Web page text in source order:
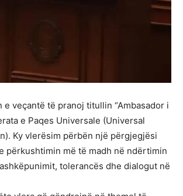
e veçantë të pranoj titullin “Ambasador i
e Paqes Universale (Universal
Ky vlerësim përbën një përgjegjësi
përkushtimin më të madh në ndërtimin
tolerancës dhe dialogut në